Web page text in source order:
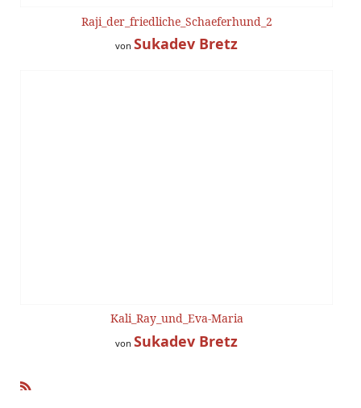
Raji_der_friedliche_Schaeferhund_2
von Sukadev Bretz
Kali_Ray_und_Eva-Maria
von Sukadev Bretz